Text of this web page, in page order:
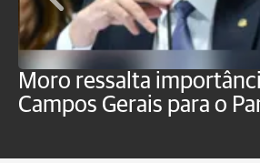
Moro ressalta
Campos Gerais para o